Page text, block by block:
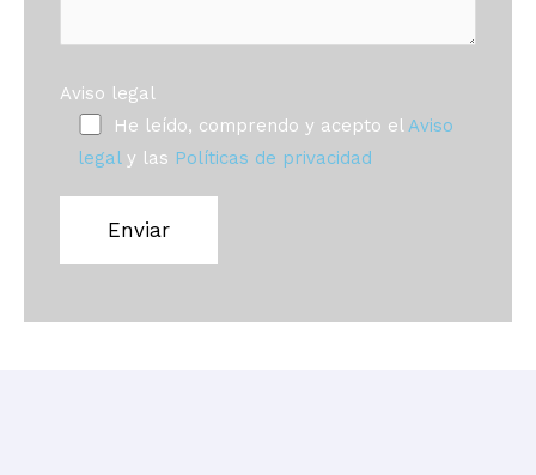
Aviso legal
He leído, comprendo y acepto el Aviso
legal y las Políticas de privacidad